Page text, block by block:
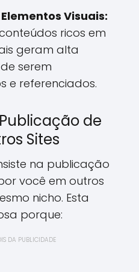
Visuais:
ricos em
geram alta
serem
e referenciados.
de
Sites
na publicação
você em outros
nicho. Esta
porque:
DA PUBLICIDADE